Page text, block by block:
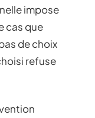
impose
cas que
de choix
refuse